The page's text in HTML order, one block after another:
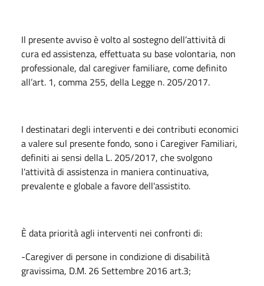
Il presente avviso è volto al sostegno dell’attività di
cura ed assistenza, effettuata su base volontaria, non
professionale, dal caregiver familiare, come definito
all’art. 1, comma 255, della Legge n. 205/2017.
I destinatari degli interventi e dei contributi economici
a valere sul presente fondo, sono i Caregiver Familiari,
definiti ai sensi della L. 205/2017, che svolgono
l'attività di assistenza in maniera continuativa,
prevalente e globale a favore dell'assistito.
È data priorità agli interventi nei confronti di:
-Caregiver di persone in condizione di disabilità
gravissima, D.M. 26 Settembre 2016 art.3;